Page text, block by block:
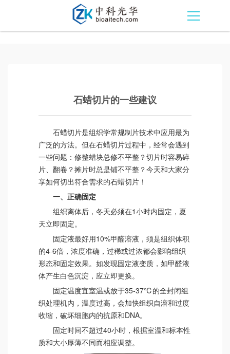
石蜡切片的一些建议
石蜡切片是组织学常规制片技术中应用最为
广泛的方法。但在石蜡切片过程中，经常会遇到
一些问题：修整蜡块总修不平整？切片时容易碎
片、翻卷？摊片时总是铺不平整？今天和大家分
享如何切出符合需求的石蜡切片！
一、正确固定
组织离体后，冬天必须在1小时内固定，夏
天立即固定。
固定液最好用10%甲醛溶液，须是组织体积
的4-6倍，浓度准确，过稀或过浓都会影响组织
形态和固定效果。如发现固定液变质，如甲醛液
体产生白色沉淀，应立即更换。
固定温度宜室温或放于35-37℃的全封闭组
织处理机内，温度过高，会加快组织自溶和过度
收缩，破坏细胞内的抗原和DNA。
固定时间不超过40小时，根据室温和标本性
质和大小厚薄不同而相应调整。